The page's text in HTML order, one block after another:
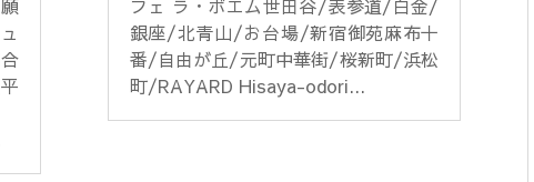
フェ ラ・ボエム世田谷/表参道/白金/
銀座/北青山/お台場/新宿御苑麻布十
番/自由が丘/元町中華街/桜新町/浜松
町/RAYARD Hisaya-odori...